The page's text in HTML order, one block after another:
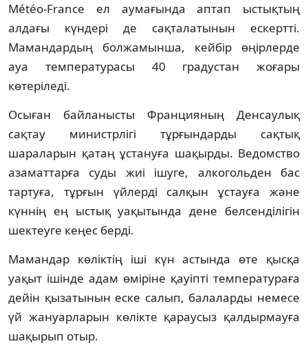
Météo-France ел аумағында аптап ыстықтың
алдағы күндері де сақталатынын ескертті.
Мамандардың болжамынша, кейбір өңірлерде
ауа температурасы 40 градустан жоғары
көтеріледі.
Осыған байланысты Францияның Денсаулық
сақтау министрлігі тұрғындарды сақтық
шараларын қатаң ұстануға шақырды. Ведомство
азаматтарға суды жиі ішуге, алкогольден бас
тартуға, тұрғын үйлерді салқын ұстауға және
күннің ең ыстық уақытында дене белсенділігін
шектеуге кеңес берді.
Мамандар көліктің іші күн астында өте қысқа
уақыт ішінде адам өміріне қауіпті температураға
дейін қызатынын еске салып, балаларды немесе
үй жануарларын көлікте қараусыз қалдырмауға
шақырып отыр.